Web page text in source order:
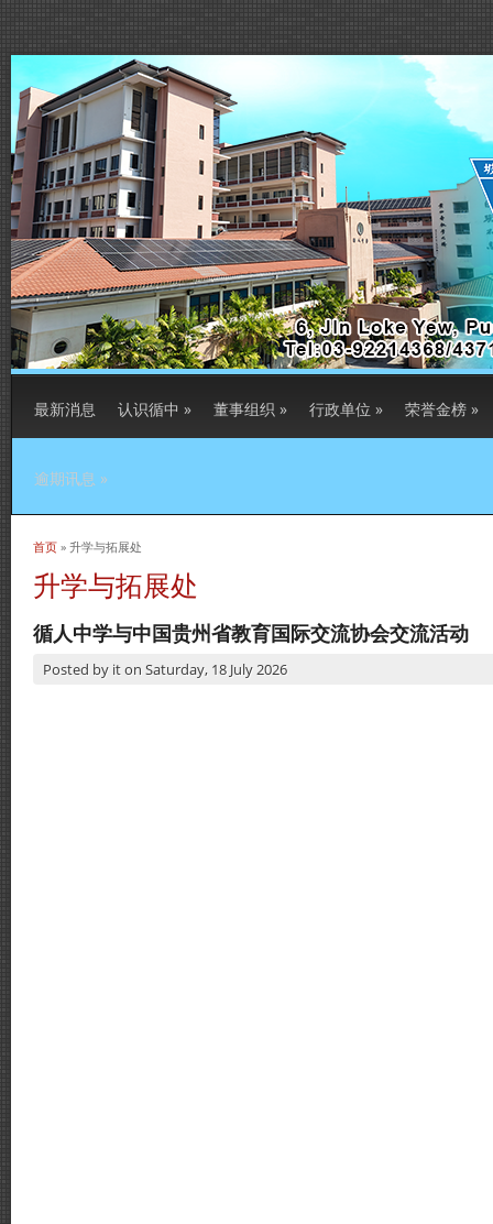
最新消息 认识循中 » 董事组织 » 行政单位 » 荣誉金榜 »
逾期讯息 »
当前位置
首页 » 升学与拓展处
升学与拓展处
循人中学与中国贵州省教育国际交流协会交流活动
Posted by iton Saturday, 18 July 2026